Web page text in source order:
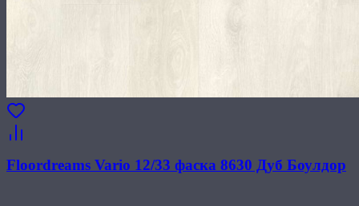
Floordreams Vario 12/33 фаска 8630 Дуб Боулдор